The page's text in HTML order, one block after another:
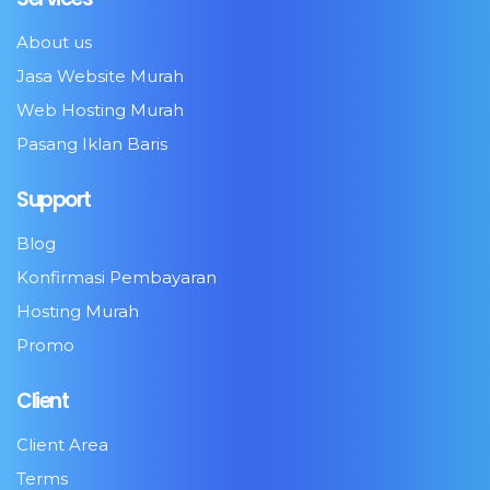
About us
Jasa Website Murah
Web Hosting Murah
Pasang Iklan Baris
Support
Blog
Konfirmasi Pembayaran
Hosting Murah
Promo
Client
Client Area
Terms